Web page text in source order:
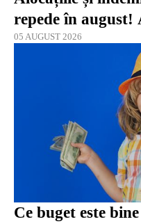
repede în
05 AUGUST 2026
Ce buget este